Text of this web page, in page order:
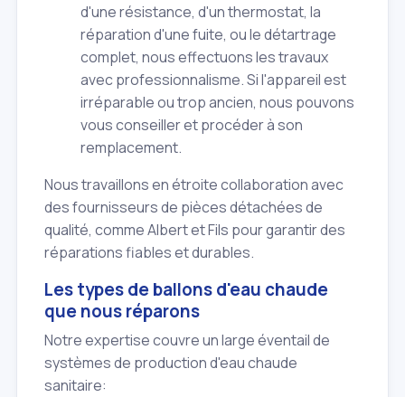
d'une résistance, d'un thermostat, la
réparation d'une fuite, ou le détartrage
complet, nous effectuons les travaux
avec professionnalisme. Si l'appareil est
irréparable ou trop ancien, nous pouvons
vous conseiller et procéder à son
remplacement.
Nous travaillons en étroite collaboration avec
des fournisseurs de pièces détachées de
qualité, comme Albert et Fils pour garantir des
réparations fiables et durables.
Les types de ballons d'eau chaude
que nous réparons
Notre expertise couvre un large éventail de
systèmes de production d'eau chaude
sanitaire: